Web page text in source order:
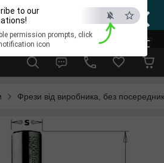
×
ESC
to our
permission prompts, click
icon
світла, зв'язок на viber
0978002056
деревообрабатывающего
Фрези від виробника, без